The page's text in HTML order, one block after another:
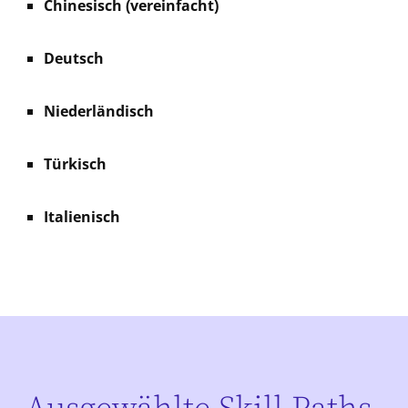
Chinesisch (vereinfacht)
Deutsch
Niederländisch
Türkisch
Italienisch